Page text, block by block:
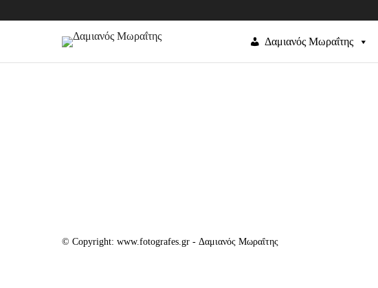
Δαμιανός Μωραΐτης
© Copyright: www.fotografes.gr - Δαμιανός Μωραΐτης